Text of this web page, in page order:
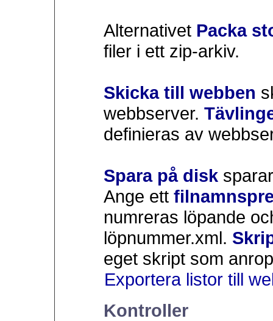
Alternativet Packa
filer i ett zip-arkiv.
Skicka till webben
webbserver.
definieras av
Spara på disk
Ange ett
numreras löpande
löpnummer.xml.
eget skript som
Exportera listor till
Kontroller